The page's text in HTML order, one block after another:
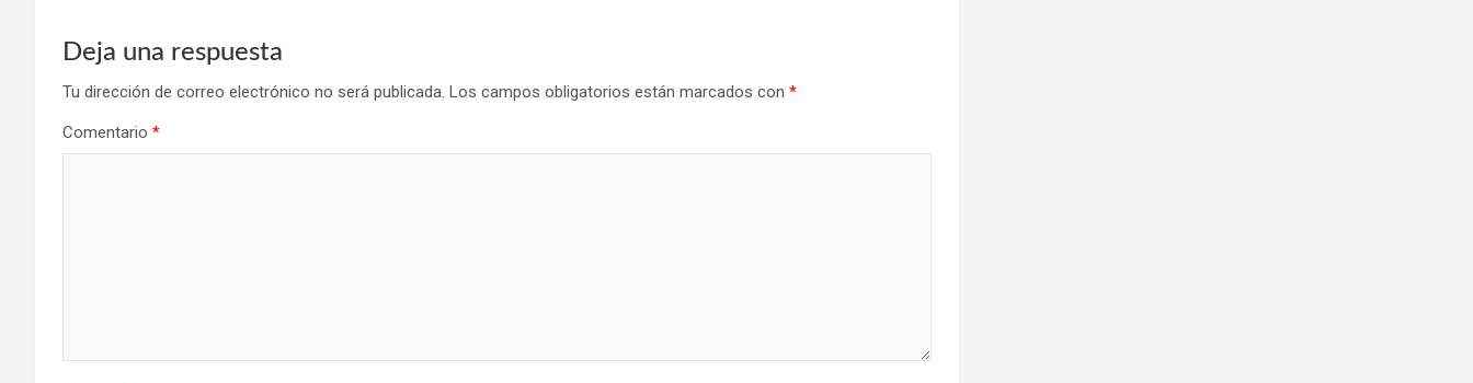
Deja una respuesta
Tu dirección de correo electrónico no será publicada. Los campos obligatorios están marcados con *
Comentario *